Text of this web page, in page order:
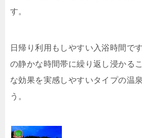
す。
日帰り利用もしやすい入浴時間で
の静かな時間帯に繰り返し浸かる
な効果を実感しやすいタイプの温
う。